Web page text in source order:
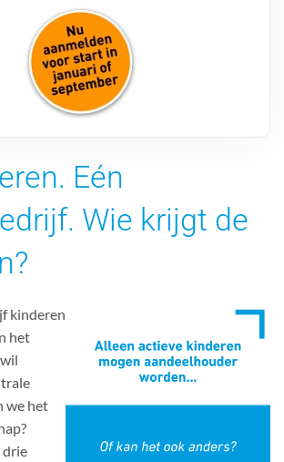
Eén
Wie krijgt de
kinderen
het
we het
drie